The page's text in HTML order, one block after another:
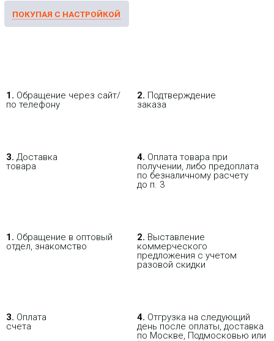
1. Обращение через сайт/
по телефону
2. Подтверждение
заказа
3. Доставка
товара
4. Оплата товара при
получении, либо предоплата
по безналичному расчету
до п. 3
1. Обращение в оптовый
отдел, знакомство
2. Выставление
коммерческого
предложения с учетом
разовой скидки
3. Оплата
счета
4. Отгрузка на следующий
день после оплаты, доставка
по Москве, Подмосковью или